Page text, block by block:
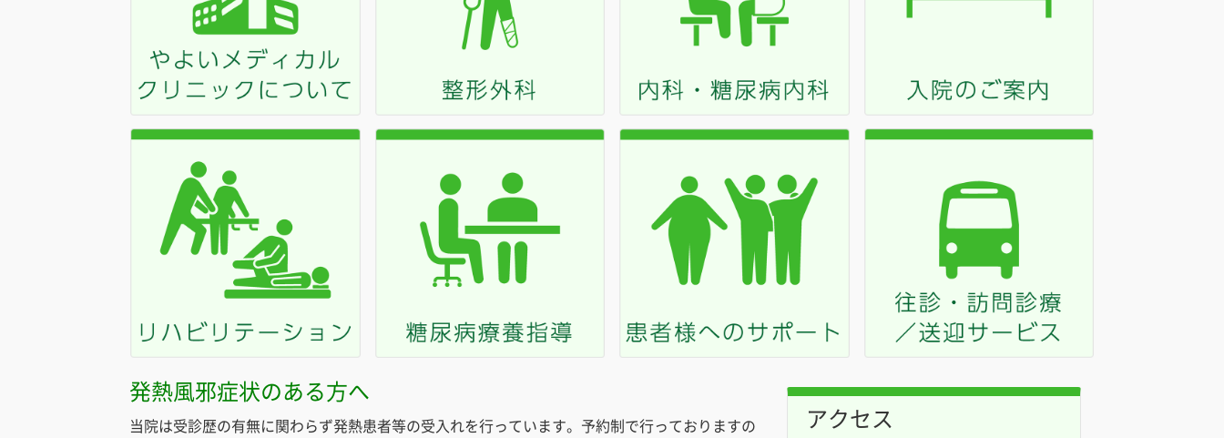
発熱風邪症状のある方へ
当院は受診歴の有無に関わらず発熱患者等の受入れを行っています。予約制で行っておりますの
アクセス